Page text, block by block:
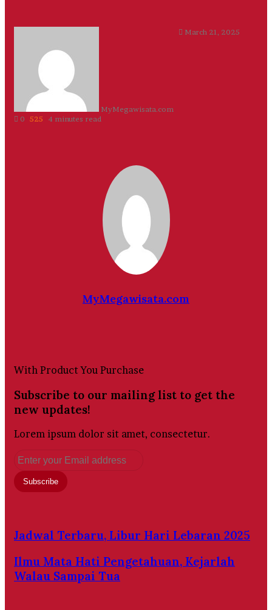
MyMegawisata.com
SendMarch 21, 2025
0 525 4 minutes read
MyMegawisata.com
With Product You Purchase
Subscribe to our mailing list to get the
new updates!
Lorem ipsum dolor sit amet, consectetur.
Enter
your
Email
address
Jadwal Terbaru, Libur Hari Lebaran 2025
Ilmu Mata Hati Pengetahuan, Kejarlah
Walau Sampai Tua